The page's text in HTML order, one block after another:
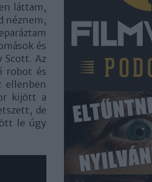
láttam,
néznem,
és
Scott. Az
robot és
ellenben
kijött a
de
le úgy